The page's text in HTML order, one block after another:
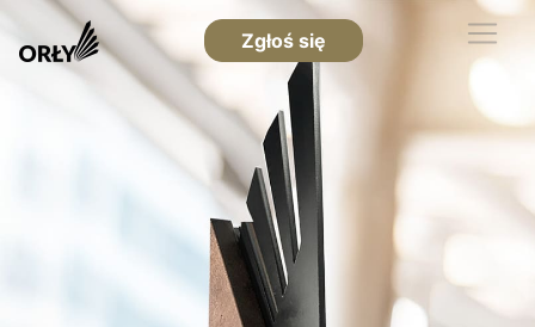
Zgłoś się